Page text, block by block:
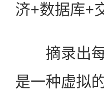
济+数据库+
摘录出每
是一种虚拟